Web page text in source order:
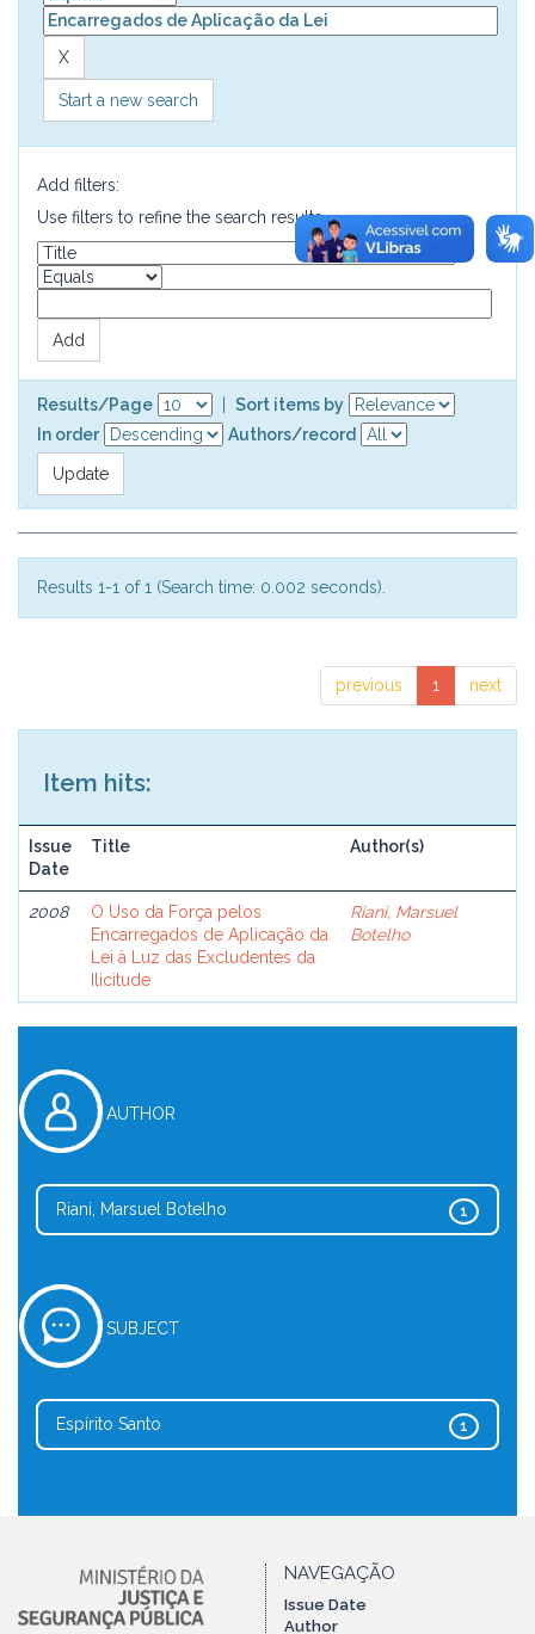
Start a new search
Add filters:
Use filters to refine the search results.
Results/Page
Sort items by
In order
Authors/record
Results 1-1 of 1 (Search time: 0.002 seconds).
previous 1 next
Item hits:
Issue
Date
Title Author(s)
2008
O Uso da Força pelos
Encarregados de Aplicação da
Lei à Luz das Excludentes da
Ilicitude
Riani, Marsuel
Botelho
AUTHOR
1
Riani, Marsuel Botelho
SUBJECT
1
Espírito Santo
NAVEGAÇÃO
Issue Date
Author